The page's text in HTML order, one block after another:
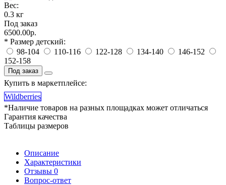
Вес:
0.3 кг
Под заказ
6500.00р.
* Размер детский:
98-104
110-116 122-128 134-140
146-152
152-158
Под заказ
Купить в маркетплейсе:
Wildberries
*Наличие товаров на разных площадках может отличаться
Гарантия качества
Таблицы размеров
Описание
Характеристики
Отзывы 0
Вопрос-ответ